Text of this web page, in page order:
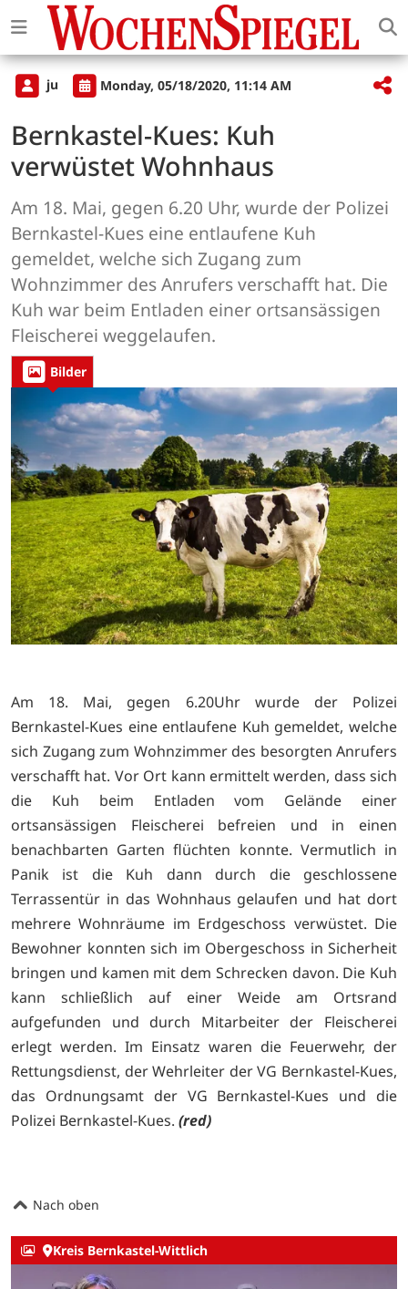
ju Monday, 05/18/2020, 11:14 AM
Bernkastel-Kues: Kuh
verwüstet Wohnhaus
Am 18. Mai, gegen 6.20 Uhr, wurde der Polizei
Bernkastel-Kues eine entlaufene Kuh
gemeldet, welche sich Zugang zum
Wohnzimmer des Anrufers verschafft hat. Die
Kuh war beim Entladen einer ortsansässigen
Fleischerei weggelaufen.
Bilder
Am 18. Mai, gegen 6.20Uhr wurde der Polizei
Bernkastel-Kues eine entlaufene Kuh gemeldet, welche
sich Zugang zum Wohnzimmer des besorgten Anrufers
verschafft hat. Vor Ort kann ermittelt werden, dass sich
die Kuh beim Entladen vom Gelände einer
ortsansässigen Fleischerei befreien und in einen
benachbarten Garten flüchten konnte. Vermutlich in
Panik ist die Kuh dann durch die geschlossene
Terrassentür in das Wohnhaus gelaufen und hat dort
mehrere Wohnräume im Erdgeschoss verwüstet. Die
Bewohner konnten sich im Obergeschoss in Sicherheit
bringen und kamen mit dem Schrecken davon. Die Kuh
kann schließlich auf einer Weide am Ortsrand
aufgefunden und durch Mitarbeiter der Fleischerei
erlegt werden. Im Einsatz waren die Feuerwehr, der
Rettungsdienst, der Wehrleiter der VG Bernkastel-Kues,
das Ordnungsamt der VG Bernkastel-Kues und die
Polizei Bernkastel-Kues. (red)
Nach oben
Kreis Bernkastel-Wittlich